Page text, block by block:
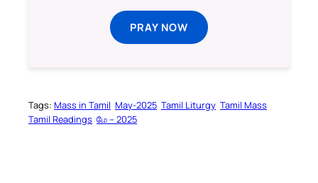
PRAY NOW
Tags: Mass in Tamil May-2025 Tamil Liturgy Tamil Mass
Tamil Readings மே – 2025